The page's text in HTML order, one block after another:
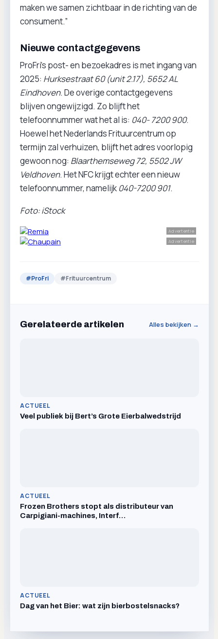
maken we samen zichtbaar in de richting van de
consument.”
Nieuwe contactgegevens
ProFri’s post- en bezoekadres is met ingang van
2025: Hurksestraat 60 (unit 2.17), 5652 AL
Eindhoven. De overige contactgegevens
blijven ongewijzigd. Zo blijft het
telefoonnummer wat het al is: 040- 7200 900.
Hoewel het Nederlands Frituurcentrum op
termijn zal verhuizen, blijft het adres voorlopig
gewoon nog: Blaarthemseweg 72, 5502 JW
Veldhoven. Het NFC krijgt echter een nieuw
telefoonnummer, namelijk 040-7200 901.
Foto: iStock
Advertentie
Advertentie
#ProFri #Frituurcentrum
Gerelateerde artikelen Alles bekijken →
ACTUEEL
Veel publiek bij Bert’s Grote Eierbalwedstrijd
ACTUEEL
Frozen Brothers stopt als distributeur van
Carpigiani-machines, Interf…
ACTUEEL
Dag van het Bier: wat zijn bierbostelsnacks?